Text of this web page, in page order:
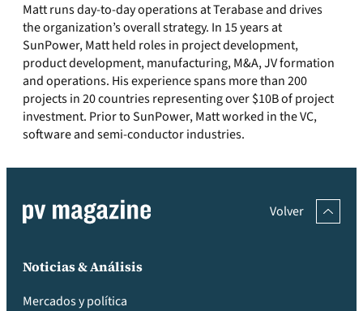
Matt runs day-to-day operations at Terabase and drives
the organization’s overall strategy. In 15 years at
SunPower, Matt held roles in project development,
product development, manufacturing, M&A, JV formation
and operations. His experience spans more than 200
projects in 20 countries representing over $10B of project
investment. Prior to SunPower, Matt worked in the VC,
software and semi-conductor industries.
Volver
Noticias & Análisis
Mercados y política